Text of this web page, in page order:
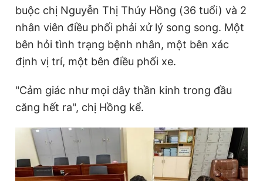
buộc chị Nguyễn Thị Thúy Hồng (36 tuổi) và 2
nhân viên điều phối phải xử lý song song. Một
bên hỏi tình trạng bệnh nhân, một bên xác
định vị trí, một bên điều phối xe.
"Cảm giác như mọi dây thần kinh trong đầu
căng hết ra", chị Hồng kể.